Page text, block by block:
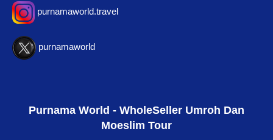
purnamaworld.travel
purnamaworld
Purnama World - WholeSeller Umroh Dan
Moeslim Tour